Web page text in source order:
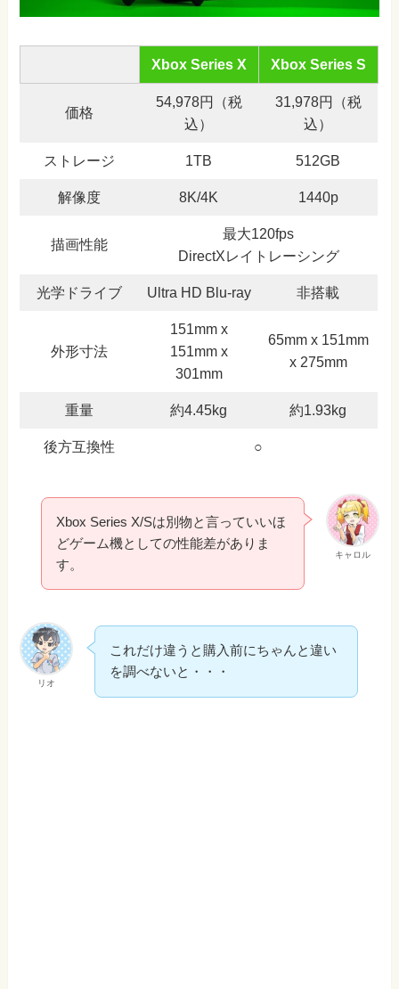
Xbox Series X Xbox Series S
価格
54,978円（税
込）
31,978円（税
込）
ストレージ 1TB 512GB
解像度 8K/4K 1440p
描画性能
最大120fps
DirectXレイトレーシング
光学ドライブ Ultra HD Blu-ray 非搭載
外形寸法
151mm x
151mm x
301mm
65mm x 151mm
x 275mm
重量 約4.45kg 約1.93kg
後方互換性 ○
キャロル
Xbox Series X/Sは別物と言っていいほ
どゲーム機としての性能差がありま
す。
リオ
これだけ違うと購入前にちゃんと違い
を調べないと・・・